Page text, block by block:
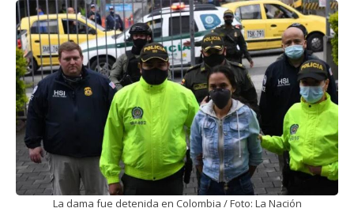
La dama fue detenida en Colombia / Foto: La Nación